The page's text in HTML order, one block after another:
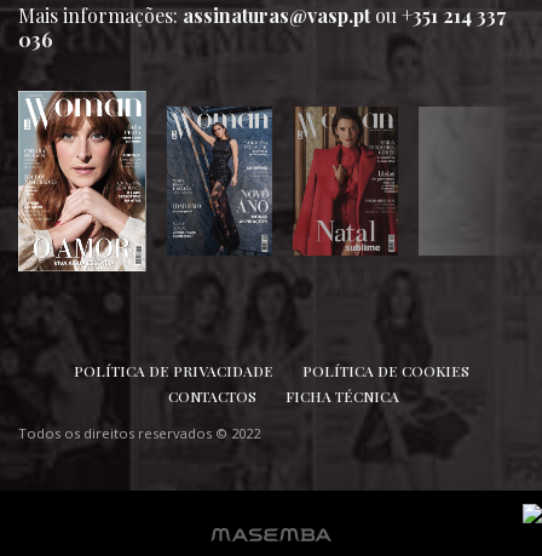
SIGA-NOS
Mais informações:assinaturas@vasp.ptou +351 214 337
036
POLÍTICA DE PRIVACIDADE
POLÍTICA DE COOKIES
CONTACTOS
FICHA TÉCNICA
Todos os direitos reservados © 2022